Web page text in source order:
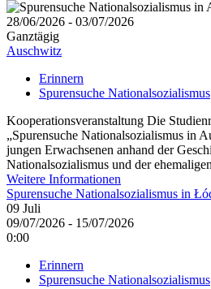
28/06/2026 - 03/07/2026
Ganztägig
Auschwitz
Erinnern
Spurensuche Nationalsozialismus
Kooperationsveranstaltung Die
„Spurensuche Nationalsozialismus in
jungen Erwachsenen anhand der
Nationalsozialismus und der
Weitere Informationen
Spurensuche Nationalsozialismus in
09 Juli
09/07/2026 - 15/07/2026
0:00
Erinnern
Spurensuche Nationalsozialismus